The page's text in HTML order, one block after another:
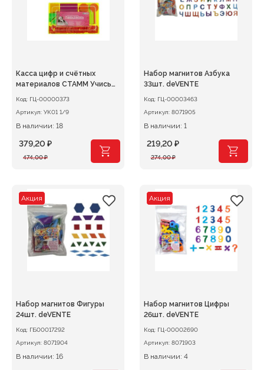
Касса цифр и счётных
материалов СТАММ Учись
Код: ГЦ-00000373
Артикул:
УК01 1/9
В наличии: 18
474,00₽
Первоначальная
474,00 ₽.
379,20 ₽
Текущая
Набор магнитов Азбука
33шт. deVENTE
Код: ГЦ-00003463
Артикул: 8071905
В наличии: 1
274,00₽
Первоначальная
274,00 ₽.
219,20 ₽
Текущая
Акция
Набор магнитов Фигуры
24шт. deVENTE
Код: ГБ00017292
Артикул: 8071904
В наличии: 16
Акция
Набор магнитов Цифры
26шт. deVENTE
Код: ГЦ-00002690
Артикул: 8071903
В наличии: 4